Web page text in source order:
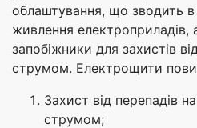
облаштування, що зводить в
живлення електроприладів,
запобіжники для захистів
струмом. Електрощити
Захист від перепадів
струмом;